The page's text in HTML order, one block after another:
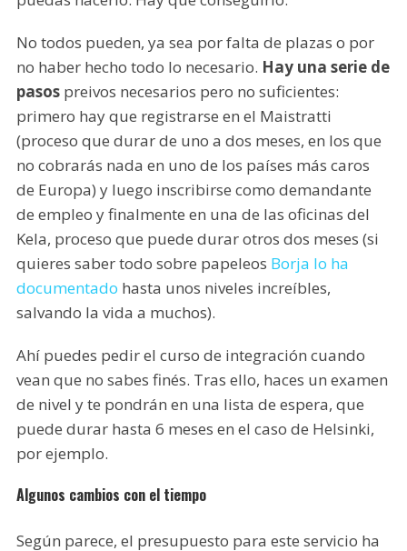
No todos pueden, ya sea por falta de plazas o por
no haber hecho todo lo necesario. Hay una serie de
pasospreivos necesarios pero no suficientes:
primero hay que registrarse en el Maistratti
(proceso que durar de uno a dos meses, en los que
no cobrarás nada en uno de los países más caros
de Europa) y luego inscribirse como demandante
de empleo y finalmente en una de las oficinas del
Kela, proceso que puede durar otros dos meses (si
quieres saber todo sobre papeleos Borja lo ha
documentado hasta unos niveles increíbles,
salvando la vida a muchos).
Ahí puedes pedir el curso de integración cuando
vean que no sabes finés. Tras ello, haces un examen
de nivel y te pondrán en una lista de espera, que
puede durar hasta 6 meses en el caso de Helsinki,
por ejemplo.
Algunos cambios con el tiempo
Según parece, el presupuesto para este servicio ha